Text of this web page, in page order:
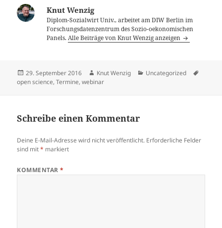
Knut Wenzig
Diplom-Sozialwirt Univ., arbeitet am DIW Berlin im
Forschungsdatenzentrum des Sozio-oekonomischen
Panels.Alle Beiträge von Knut Wenzig anzeigen
Veröffentlicht
am
29. September 2016 Autor
Knut Wenzig Kategorien
Uncategorized
open science,Termine,webinar
Schreibe einen Kommentar
Deine E-Mail-Adresse wird nicht veröffentlicht. Erforderliche Felder
sind mit* markiert
KOMMENTAR*